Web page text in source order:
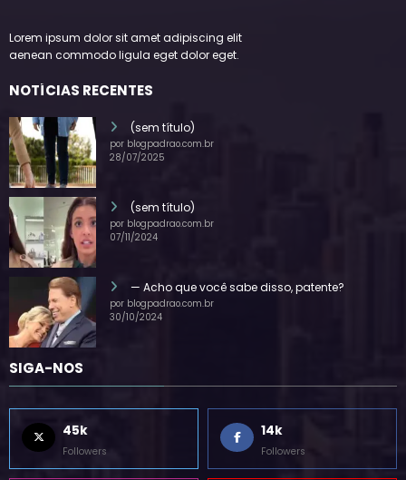
Lorem ipsum dolor sit amet adipiscing elit
aenean commodo ligula eget dolor eget.
NOTÍCIAS RECENTES
(sem título)
por blogpadrao.com.br
28/07/2025
(sem título)
por blogpadrao.com.br
07/11/2024
— Acho que você sabe disso, patente?
por blogpadrao.com.br
30/10/2024
SIGA-NOS
45k
Followers
14k
Followers